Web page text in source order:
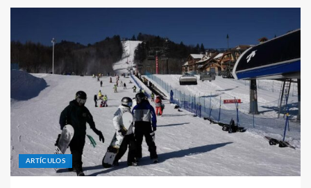
ARTÍCULOS